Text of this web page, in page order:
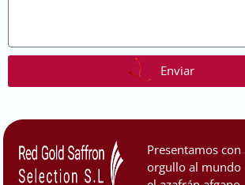
Enviar
Presentamos con
orgullo al mundo